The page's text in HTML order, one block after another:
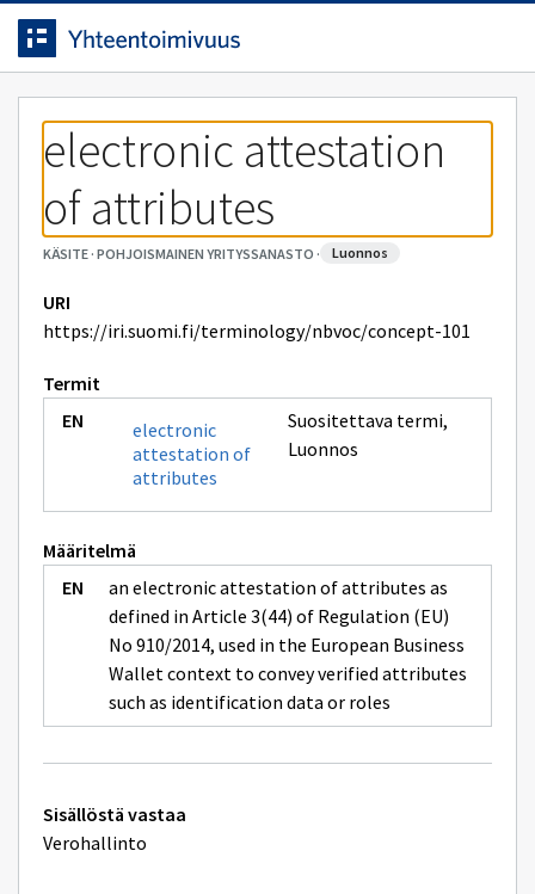
Siirrytty
sivulle
Siirry suoraan sisältöön.
electronic attestation
of attributes
KÄSITE· POHJOISMAINEN YRITYSSANASTO · luonnos
URI
https://iri.suomi.fi/terminology/nbvoc/concept-101
Termit
electronic
attestation of
attributes
Suositettava termi,
Luonnos
Määritelmä
an electronic attestation of attributes as
defined in Article 3(44) of Regulation (EU)
No 910/2014, used in the European Business
Wallet context to convey verified attributes
such as identification data or roles
Tekniset
lisätiedot
Sisällöstä vastaa
Verohallinto